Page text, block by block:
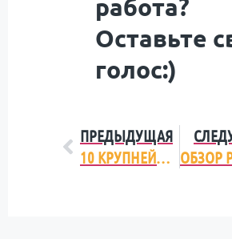
работа?
Оставьте
голос:)
ПРЕДЫДУЩАЯ
10 КРУПНЕЙШИХ БЮДЖЕТОВ ДЛЯ РЕКЛАМНЫХ КАМПАНИЙ В УКРАИНЕ